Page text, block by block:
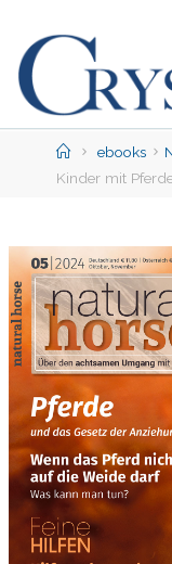
content
Crystal
Verlag
PFERDEFREUNDE
Homeebooks
Kinder mit